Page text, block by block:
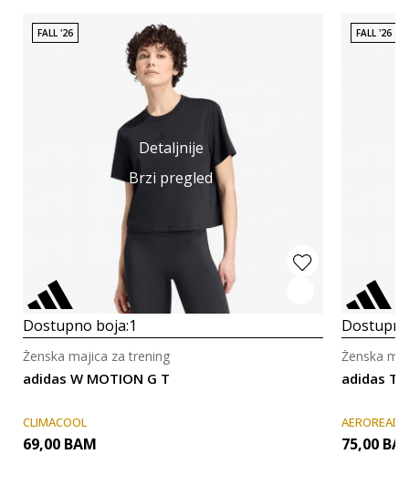
Detaljnije
Brzi pregled
FALL '26
Dostupno boja:1
adidas W MOTION G T
Ženska majica za trening
CLIMACOOL
69,00 BAM
FALL '26
adidas TF
Ženska
AEROREADY
75,00